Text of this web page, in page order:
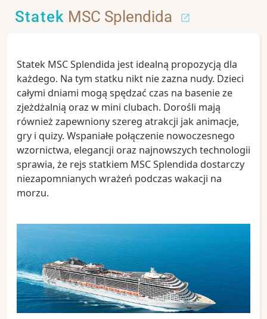
Statek MSC Splendida
Statek MSC Splendida jest idealną propozycją dla
każdego. Na tym statku nikt nie zazna nudy. Dzieci
całymi dniami mogą spędzać czas na basenie ze
zjeżdżalnią oraz w mini clubach. Dorośli mają
również zapewniony szereg atrakcji jak animacje,
gry i quizy. Wspaniałe połączenie nowoczesnego
wzornictwa, elegancji oraz najnowszych technologii
sprawia, że rejs statkiem MSC Splendida dostarczy
niezapomnianych wrażeń podczas wakacji na
morzu.